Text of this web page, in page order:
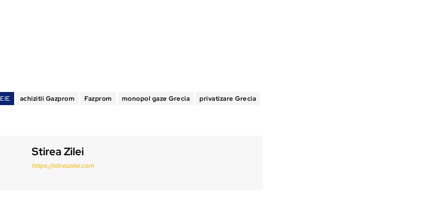
achizitii Gazprom Fazprom monopol gaze Grecia privatizare Grecia
Stirea Zilei
https://stireazilei.com